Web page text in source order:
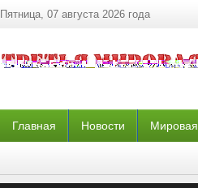
Пятница, 07 августа 2026 года
Главная Новости Мировая